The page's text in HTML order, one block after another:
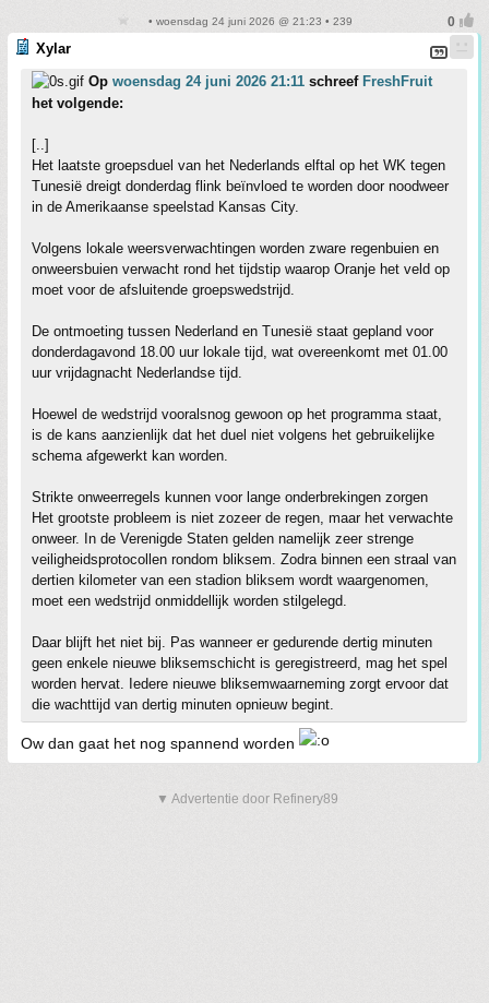
• woensdag 24 juni 2026 @ 21:23 • 239
Xylar
Op woensdag 24 juni 2026 21:11 schreef FreshFruit
het volgende:
[..]
Het laatste groepsduel van het Nederlands elftal op het WK tegen
Tunesië dreigt donderdag flink beïnvloed te worden door noodweer
in de Amerikaanse speelstad Kansas City.
Volgens lokale weersverwachtingen worden zware regenbuien en
onweersbuien verwacht rond het tijdstip waarop Oranje het veld op
moet voor de afsluitende groepswedstrijd.
De ontmoeting tussen Nederland en Tunesië staat gepland voor
donderdagavond 18.00 uur lokale tijd, wat overeenkomt met 01.00
uur vrijdagnacht Nederlandse tijd.
Hoewel de wedstrijd vooralsnog gewoon op het programma staat,
is de kans aanzienlijk dat het duel niet volgens het gebruikelijke
schema afgewerkt kan worden.
Strikte onweerregels kunnen voor lange onderbrekingen zorgen
Het grootste probleem is niet zozeer de regen, maar het verwachte
onweer. In de Verenigde Staten gelden namelijk zeer strenge
veiligheidsprotocollen rondom bliksem. Zodra binnen een straal van
dertien kilometer van een stadion bliksem wordt waargenomen,
moet een wedstrijd onmiddellijk worden stilgelegd.
Daar blijft het niet bij. Pas wanneer er gedurende dertig minuten
geen enkele nieuwe bliksemschicht is geregistreerd, mag het spel
worden hervat. Iedere nieuwe bliksemwaarneming zorgt ervoor dat
die wachttijd van dertig minuten opnieuw begint.
Ow dan gaat het nog spannend worden
▼ Advertentie door Refinery89